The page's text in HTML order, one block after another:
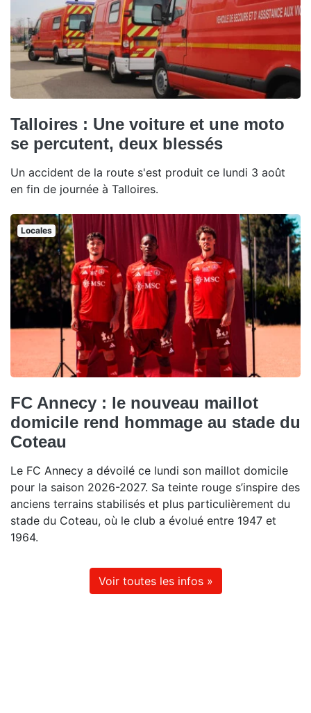
Talloires : Une voiture et une moto
se percutent, deux blessés
Un accident de la route s'est produit ce lundi 3 août
en fin de journée à Talloires.
Locales
FC Annecy : le nouveau maillot
domicile rend hommage au stade du
Coteau
Le FC Annecy a dévoilé ce lundi son maillot domicile
pour la saison 2026-2027. Sa teinte rouge s’inspire des
anciens terrains stabilisés et plus particulièrement du
stade du Coteau, où le club a évolué entre 1947 et
1964.
Voir toutes les infos »